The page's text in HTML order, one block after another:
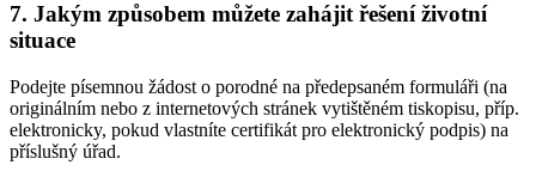
7. Jakým způsobem můžete zahájit řešení životní
situace
Podejte písemnou žádost o porodné na předepsaném formuláři (na
originálním nebo z internetových stránek vytištěném tiskopisu, příp.
elektronicky, pokud vlastníte certifikát pro elektronický podpis) na
příslušný úřad.